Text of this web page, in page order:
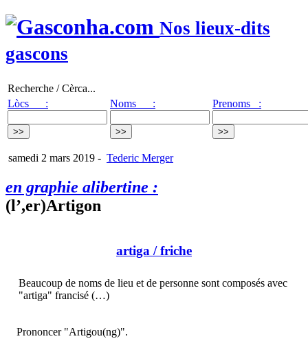
Nos lieux-dits
gascons
Recherche / Cèrca...
Lòcs :
Noms : Prenoms :
samedi 2 mars 2019 - Tederic Merger
en graphie alibertine :
(l’,er)Artigon
artiga / friche
Beaucoup de noms de lieu et de personne sont composés avec
"artiga" francisé (…)
Prononcer "Artigou(ng)".